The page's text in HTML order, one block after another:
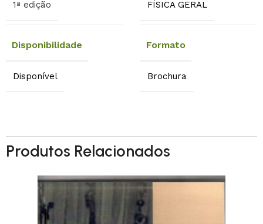
1ª edição FÍSICA GERAL
Disponibilidade
Disponível
Formato
Brochura
Produtos Relacionados